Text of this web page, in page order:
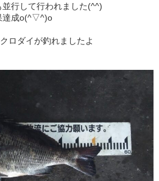
行して行われました(^^)
達成o(^▽^)o
ロダイが釣れましたよ